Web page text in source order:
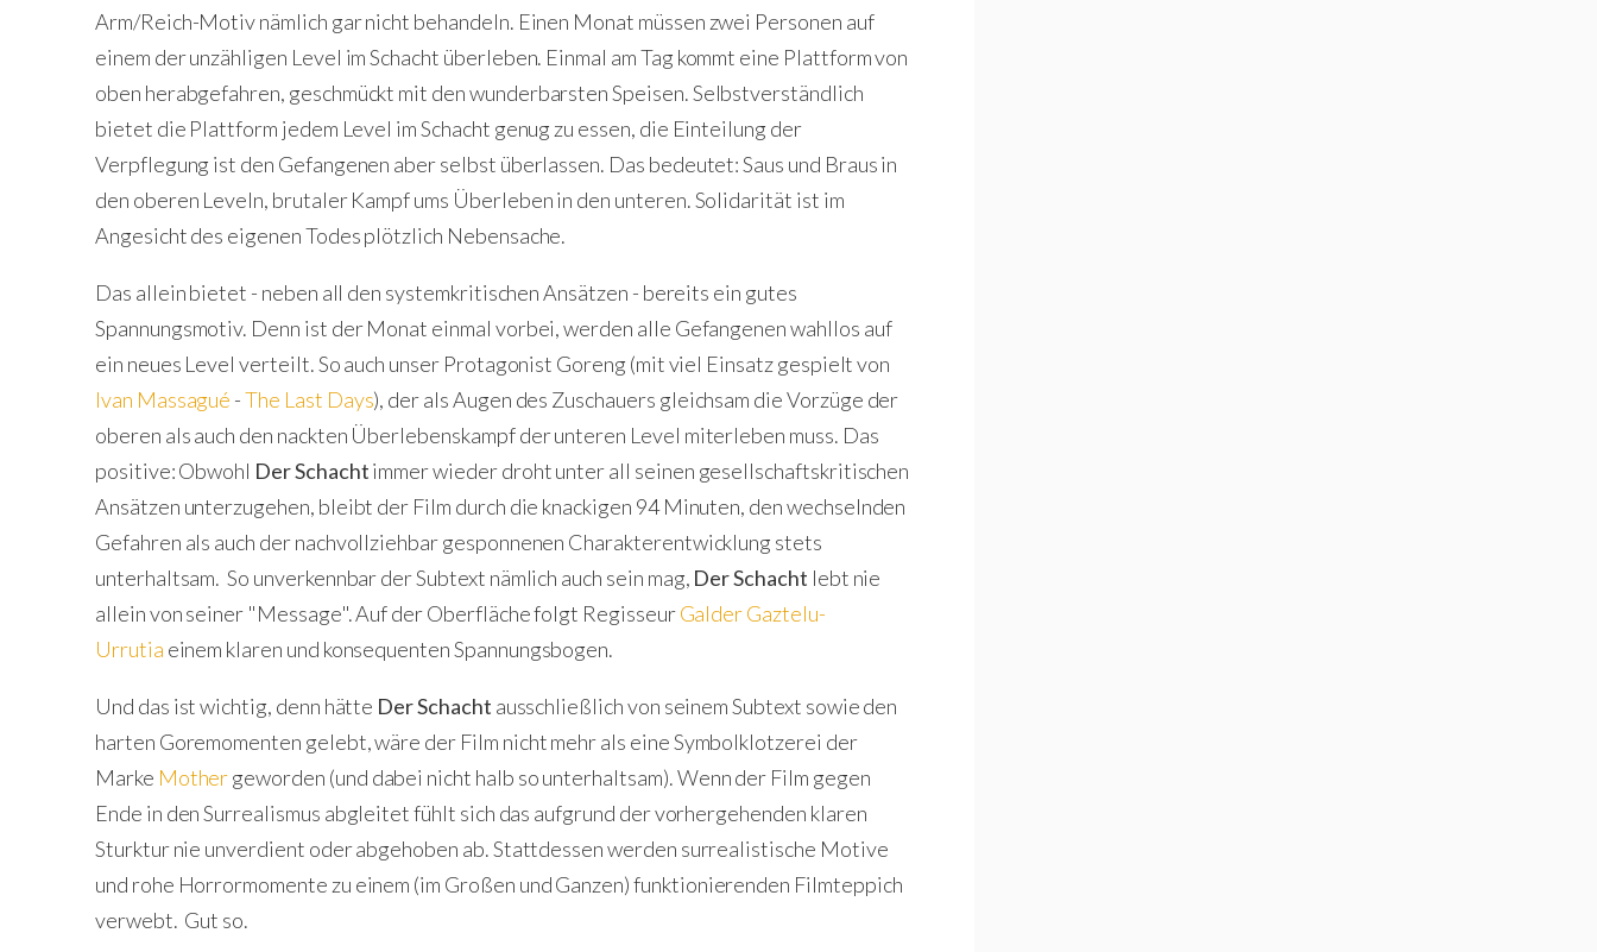
Arm/Reich-Motiv nämlich gar nicht behandeln. Einen Monat müssen zwei Personen auf
einem der unzähligen Level im Schacht überleben. Einmal am Tag kommt eine Plattform von
oben herabgefahren, geschmückt mit den wunderbarsten Speisen. Selbstverständlich
bietet die Plattform jedem Level im Schacht genug zu essen, die Einteilung der
Verpflegung ist den Gefangenen aber selbst überlassen. Das bedeutet: Saus und Braus in
den oberen Leveln, brutaler Kampf ums Überleben in den unteren. Solidarität ist im
Angesicht des eigenen Todes plötzlich Nebensache.
Das allein bietet - neben all den systemkritischen Ansätzen - bereits ein gutes
Spannungsmotiv. Denn ist der Monat einmal vorbei, werden alle Gefangenen wahllos auf
ein neues Level verteilt. So auch unser Protagonist Goreng (mit viel Einsatz gespielt von
Ivan Massagué -The Last Days), der als Augen des Zuschauers gleichsam die Vorzüge der
oberen als auch den nackten Überlebenskampf der unteren Level miterleben muss. Das
positive: Obwohl Der Schachtimmer wieder droht unter all seinen gesellschaftskritischen
Ansätzen unterzugehen, bleibt der Film durch die knackigen 94 Minuten, den wechselnden
Gefahren als auch der nachvollziehbar gesponnenen Charakterentwicklung stets
unterhaltsam. So unverkennbar der Subtext nämlich auch sein mag, Der Schacht lebt nie
allein von seiner "Message". Auf der Oberfläche folgt RegisseurGalder Gaztelu-
Urrutia einem klaren und konsequenten Spannungsbogen.
Und das ist wichtig, denn hätte Der Schacht ausschließlich von seinem Subtext sowie den
harten Goremomenten gelebt, wäre der Film nicht mehr als eine Symbolklotzerei der
Marke Mothergeworden (und dabei nicht halb so unterhaltsam). Wenn der Film gegen
Ende in den Surrealismus abgleitet fühlt sich das aufgrund der vorhergehenden klaren
Sturktur nie unverdient oder abgehoben ab. Stattdessen werden surrealistische Motive
und rohe Horrormomente zu einem (im Großen und Ganzen) funktionierenden Filmteppich
verwebt. Gut so.